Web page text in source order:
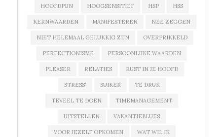
HOOFDPIJN HOOGSENSITIEF HSP HSS
KERNWAARDEN MANIFESTEREN NEE ZEGGEN
NIET HELEMAAL GELUKKIG ZIJN OVERPRIKKELD
PERFECTIONISME PERSOONLIJKE WAARDEN
PLEASER RELATIES RUST IN JE HOOFD
STRESS' SUIKER TE DRUK
TEVEEL TE DOEN TIMEMANAGEMENT
UITSTELLEN VAKANTIEBLUES
VOOR JEZELF OPKOMEN WAT WIL IK